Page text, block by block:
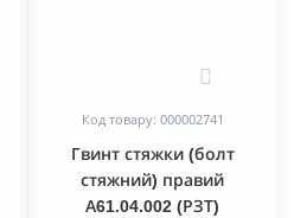
Код товару: 000002741
Гвинт стяжки (болт
стяжний) правий
А61.04.002 (РЗТ)